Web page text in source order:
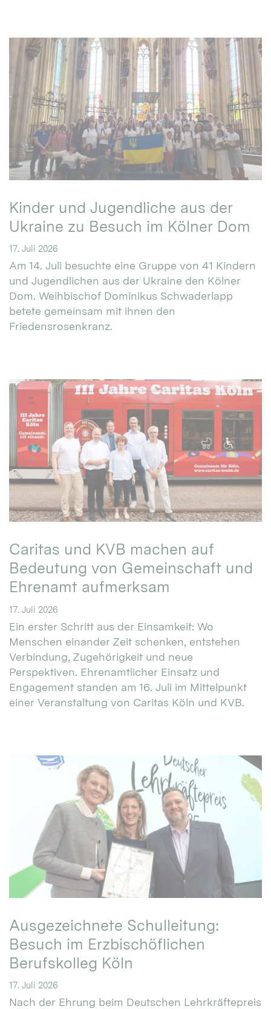
Kinder und Jugendliche aus der
Ukraine zu Besuch im Kölner Dom
17. Juli 2026
Am 14. Juli besuchte eine Gruppe von 41 Kindern
und Jugendlichen aus der Ukraine den Kölner
Dom. Weihbischof Dominikus Schwaderlapp
betete gemeinsam mit ihnen den
Friedensrosenkranz.
Caritas und KVB machen auf
Bedeutung von Gemeinschaft und
Ehrenamt aufmerksam
17. Juli 2026
Ein erster Schritt aus der Einsamkeit: Wo
Menschen einander Zeit schenken, entstehen
Verbindung, Zugehörigkeit und neue
Perspektiven. Ehrenamtlicher Einsatz und
Engagement standen am 16. Juli im Mittelpunkt
einer Veranstaltung von Caritas Köln und KVB.
Ausgezeichnete Schulleitung:
Besuch im Erzbischöflichen
Berufskolleg Köln
17. Juli 2026
Nach der Ehrung beim Deutschen Lehrkräftepreis